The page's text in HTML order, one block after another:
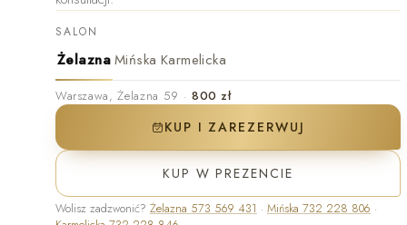
SALON
ŻelaznaMińska Karmelicka
Warszawa,Żelazna 59 · 800 zł
KUP I ZAREZERWUJ
KUP W PREZENCIE
Wolisz zadzwonić? Żelazna 573 569 431 · Mińska 732 228 806 ·